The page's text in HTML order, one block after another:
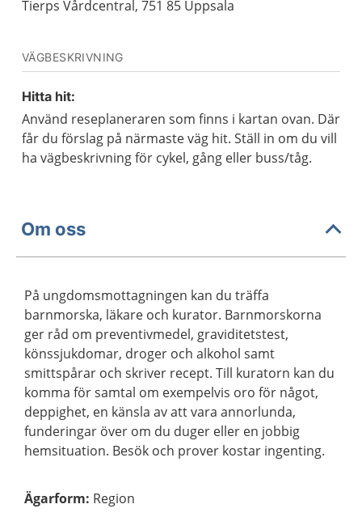
Tierps Vårdcentral, 751 85 Uppsala
VÄGBESKRIVNING
Hitta hit:
Använd reseplaneraren som finns i kartan ovan. Där
får du förslag på närmaste väg hit. Ställ in om du vill
ha vägbeskrivning för cykel, gång eller buss/tåg.
Om oss
På ungdomsmottagningen kan du träffa
barnmorska, läkare och kurator. Barnmorskorna
ger råd om preventivmedel, graviditetstest,
könssjukdomar, droger och alkohol samt
smittspårar och skriver recept. Till kuratorn kan du
komma för samtal om exempelvis oro för något,
deppighet, en känsla av att vara annorlunda,
funderingar över om du duger eller en jobbig
hemsituation. Besök och prover kostar ingenting.
Ägarform: Region